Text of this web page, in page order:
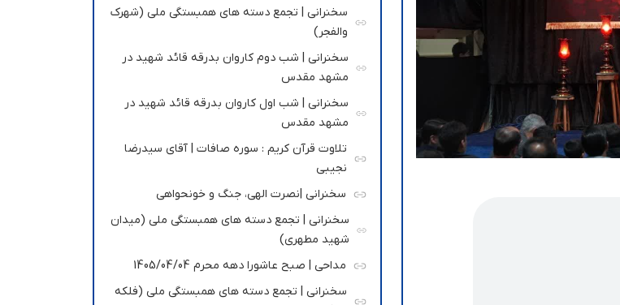
سخنرانی | تجمع دسته های همبستگی ملی (شهرک
والفجر)
سخنرانی | شب دوم کاروان بدرقه قائد شهید در
مشهد مقدس
سخنرانی | شب اول کاروان بدرقه قائد شهید در
مشهد مقدس
تلاوت قرآن کریم : سوره صافات | آقای سیدرضا
نجیبی
سخنرانی |نصرت الهی، جنگ و خونحواهی
سخنرانی | تجمع دسته های همبستگی ملی (میدان
شهید مطهری)
مداحی | صبح عاشورا دهه محرم 1405/04/04
سخنرانی | تجمع دسته های همبستگی ملی (فلکه